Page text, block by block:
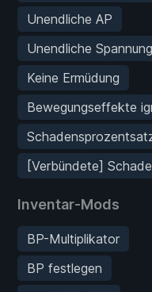
Unendliche AP
Unendliche Spannung
Keine Ermüdung
Bewegungseffekte
[Verbündete]
Inventar-Mods
BP-Multiplikator
BP festlegen